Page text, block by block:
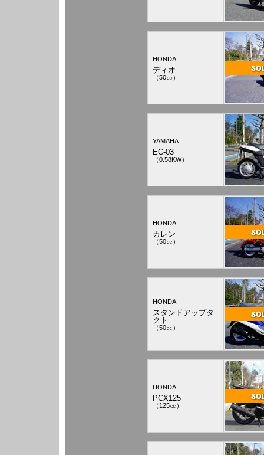
HONDA
ディオ
（50㏄）
YAMAHA
EC-03
（0.58KW）
HONDA
カレン
（50㏄）
HONDA
スタンドアップタ
クト
（50㏄）
HONDA
PCX125
（125㏄）